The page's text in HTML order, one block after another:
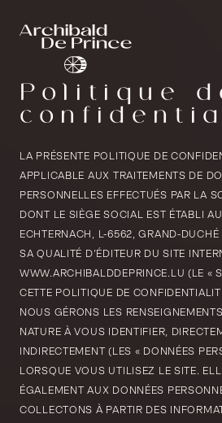
Politique
LA PRÉSENTE POLITIQUE DE
APPLICABLE AUX TRAITEMENTS DE
PERSONNELLES EFFECTUÉS PAR LA
DONT LE SIÈGE SOCIAL EST ÉTABLI
ECHTERNACH, L-6562, GRAND-
SA QUALITÉ D’ÉDITEUR DU SITE
WWW.ARCHIBALDDEPRINCE.LU (LE «
CETTE POLITIQUE DE
NOUS GÉRONS LES
NATURE À VOUS IDENTIFIER,
INDIRECTEMENT (LES « DONNÉES
LORSQUE VOUS UTILISEZ LE SITE.
ÉGALEMENT AUX DONNÉES
COLLECTONS À PARTIR DES